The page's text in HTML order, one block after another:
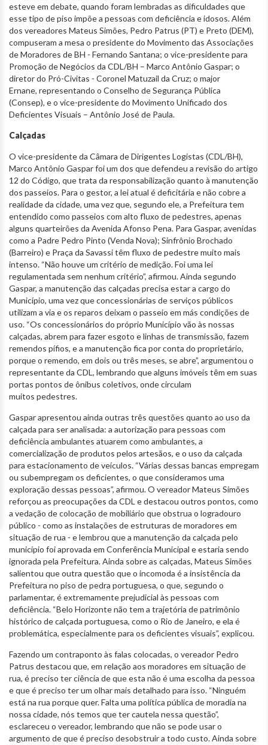
esteve em debate, quando foram lembradas as dificuldades que
esse tipo de piso impõe a pessoas com deficiência e idosos. Além
dos vereadores Mateus Simões, Pedro Patrus (PT) e Preto (DEM),
compuseram a mesa o presidente do Movimento das Associações
de Moradores de BH - Fernando Santana; o vice-presidente para
Promoção de Negócios da CDL/BH – Marco Antônio Gaspar; o
diretor do Pró-Civitas - Coronel Matuzail da Cruz; o major
Ernane, representando o Conselho de Segurança Pública
(Consep), e o vice-presidente do Movimento Unificado dos
Deficientes Visuais – Antônio José de Paula.
Calçadas
O vice-presidente da Câmara de Dirigentes Logistas (CDL/BH),
Marco Antônio Gaspar foi um dos que defendeu a revisão do artigo
12 do Código, que trata da responsabilização quanto à manutenção
dos passeios. Para o gestor, a lei atual é deficitária e não cobre a
realidade da cidade, uma vez que, segundo ele, a Prefeitura tem
entendido como passeios com alto fluxo de pedestres, apenas
alguns quarteirões da Avenida Afonso Pena. Para Gaspar, avenidas
como a Padre Pedro Pinto (Venda Nova); Sinfrônio Brochado
(Barreiro) e Praça da Savassi têm fluxo de pedestre muito mais
intenso. “Não houve um critério de medição. Foi uma lei
regulamentada sem nenhum critério”, afirmou. Ainda segundo
Gaspar, a manutenção das calçadas precisa estar a cargo do
Município, uma vez que concessionárias de serviços públicos
utilizam a via e os reparos deixam o passeio em más condições de
uso. “Os concessionários do próprio Município vão às nossas
calçadas, abrem para fazer esgoto e linhas de transmissão, fazem
remendos pífios, e a manutenção fica por conta do proprietário,
porque o remendo, em dois ou três meses, se abre”, argumentou o
representante da CDL, lembrando que alguns imóveis têm em suas
portas pontos de ônibus coletivos, onde circulam
muitos pedestres.
Gaspar apresentou ainda outras três questões quanto ao uso da
calçada para ser analisada: a autorização para pessoas com
deficiência ambulantes atuarem como ambulantes, a
comercialização de produtos pelos artesãos, e o uso da calçada
para estacionamento de veículos. “Várias dessas bancas empregam
ou subempregam os deficientes, o que consideramos uma
exploração dessas pessoas”, afirmou. O vereador Mateus Simões
reforçou as preocupações da CDL e destacou outros pontos, como
a vedação de colocação de mobiliário que obstrua o logradouro
público - como as instalações de estruturas de moradores em
situação de rua - e lembrou que a manutenção da calçada pelo
município foi aprovada em Conferência Municipal e estaria sendo
ignorada pela Prefeitura. Ainda sobre as calçadas, Mateus Simões
salientou que outra questão que o incomoda é a insistência da
Prefeitura no piso de pedra portuguesa, o que, segundo o
parlamentar, é extremamente prejudicial às pessoas com
deficiência. “Belo Horizonte não tem a trajetória de patrimônio
histórico de calçada portuguesa, como o Rio de Janeiro, e ela é
problemática, especialmente para os deficientes visuais”, explicou.
Fazendo um contraponto às falas colocadas, o vereador Pedro
Patrus destacou que, em relação aos moradores em situação de
rua, é preciso ter ciência de que esta não é uma escolha da pessoa
e que é preciso ter um olhar mais detalhado para isso. “Ninguém
está na rua porque quer. Falta uma política pública de moradia na
nossa cidade, nós temos que ter cautela nessa questão”,
esclareceu o vereador, lembrando que não se pode usar o
argumento de que é preciso desobstruir a todo custo. Ainda sobre